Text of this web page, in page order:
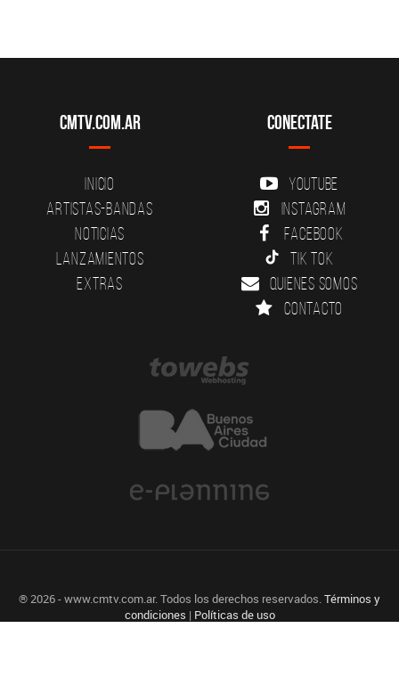
CMTV.com.ar
Inicio
Artistas-Bandas
Noticias
Lanzamientos
Extras
Conectate
YouTube
Instagram
Facebook
Tik Tok
Quienes somos
Contacto
® 2026 - www.cmtv.com.ar. Todos los derechos reservados.Términos y
condiciones | Políticas de uso